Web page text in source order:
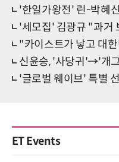
'한일가왕전' 린-박혜신-별
'세모집' 김광규 "과거 보이
"카이스트가 낳고 대한민국이 기
신윤승, '사당귀'→'개
'글로벌 웨이브' 특별 선물…
ET Events